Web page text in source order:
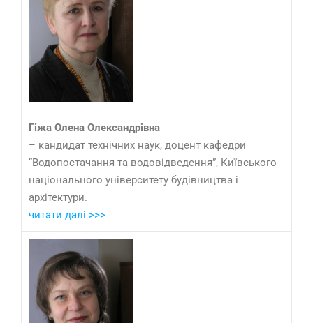
Гіжа Олена Олександрівна
– кандидат технічних наук, доцент кафедри
“Водопостачання та водовідведення”, Київського
національного університету будівництва і
архітектури.
читати далі >>>